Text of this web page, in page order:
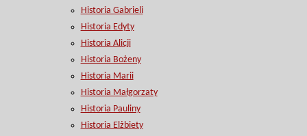
Historia Gabrieli
Historia Edyty
Historia Alicji
Historia Bożeny
Historia Marii
Historia Małgorzaty
Historia Pauliny
Historia Elżbiety